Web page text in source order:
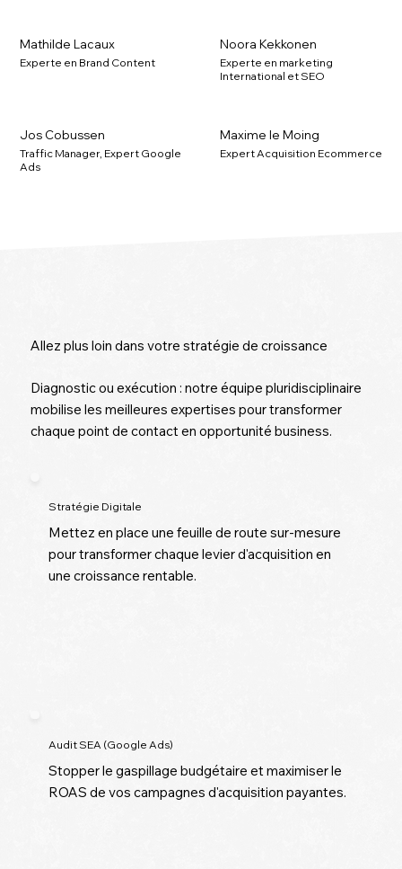
Mathilde Lacaux
Experte en Brand Content
Noora Kekkonen
Experte en marketing
International et SEO
Jos Cobussen
Traffic Manager, Expert Google
Ads
Maxime le Moing
Expert Acquisition Ecommerce
Allez plus loin dans votre stratégie de croissance
Diagnostic ou exécution : notre équipe pluridisciplinaire
mobilise les meilleures expertises pour transformer
chaque point de contact en opportunité business.
Stratégie Digitale
Mettez en place une feuille de route sur-mesure
pour transformer chaque levier d'acquisition en
une croissance rentable.
Audit SEA (Google Ads)
Stopper le gaspillage budgétaire et maximiser le
ROAS de vos campagnes d'acquisition payantes.